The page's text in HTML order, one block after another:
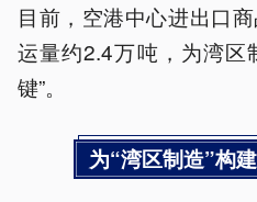
目前，空港中心进出口
运量约2.4万吨，为湾区
键”。
为“湾区制造”构